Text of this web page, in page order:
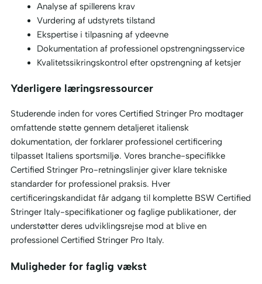
Analyse af spillerens krav
Vurdering af udstyrets tilstand
Ekspertise i tilpasning af ydeevne
Dokumentation af professionel opstrengningsservice
Kvalitetssikringskontrol efter opstrengning af ketsjer
Yderligere læringsressourcer
Studerende inden for vores Certified Stringer Pro modtager
omfattende støtte gennem detaljeret italiensk
dokumentation, der forklarer professionel certificering
tilpasset Italiens sportsmiljø. Vores branche-specifikke
Certified Stringer Pro-retningslinjer giver klare tekniske
standarder for professionel praksis. Hver
certificeringskandidat får adgang til komplette BSW Certified
Stringer Italy-specifikationer og faglige publikationer, der
understøtter deres udviklingsrejse mod at blive en
professionel Certified Stringer Pro Italy.
Muligheder for faglig vækst